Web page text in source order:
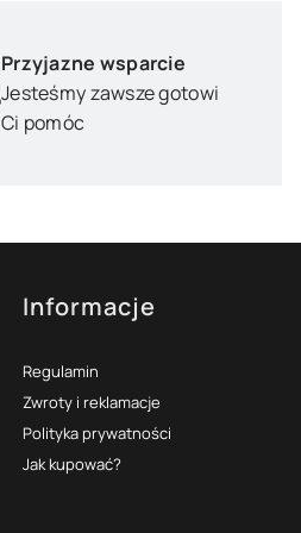
Przyjazne wsparcie
Jesteśmy zawsze gotowi
Ci pomóc
Informacje
Regulamin
Zwroty i reklamacje
Polityka prywatności
Jak kupować?